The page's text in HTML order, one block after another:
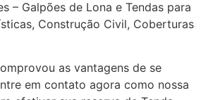
– Galpões de Lona e Tendas para
Construção Civil, Coberturas
as vantagens de se
em contato agora como nossa